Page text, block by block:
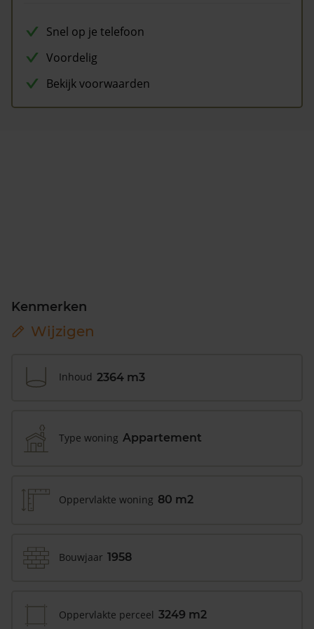
Snel op je telefoon
Voordelig
Bekijk voorwaarden
Kenmerken
Wijzigen
Inhoud 2364 m3
Type woning Appartement
Oppervlakte woning 80 m2
Bouwjaar 1958
Oppervlakte perceel 3249 m2